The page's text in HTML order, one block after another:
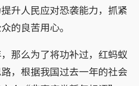
升人民应对恐袭能力，抓紧
的良苦用心。
那么为了将功补过，红蚂蚁
，根据我国过去一年的社会